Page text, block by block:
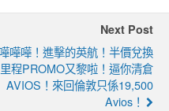
Next Post
嘩嘩嘩！進擊的英航！半價兌換
里程PROMO又黎啦！逼你清倉
AVIOS！來回倫敦只係19,500
Avios！